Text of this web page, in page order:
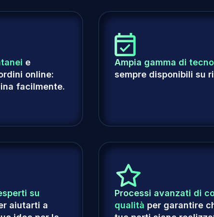
e
online:
facilmente.
Ampia gamma di
sempre disponibili su
su
aiutarti a
Processi avanzati di
qualità per garantire